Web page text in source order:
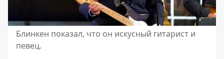
Блинкен показал, что он искусный гитарист и
певец.